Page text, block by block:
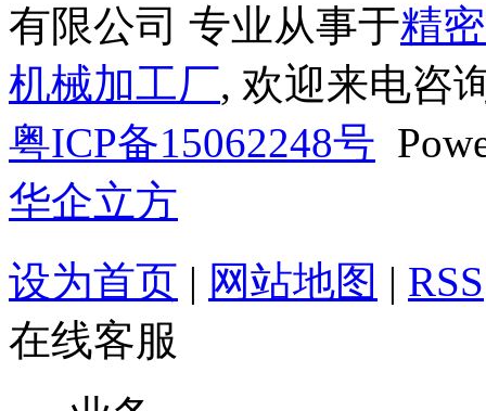
有限公司 专业从事于精
机械加工厂, 欢迎来电咨
粤ICP备15062248号
华企立方
设为首页 | 网站地图 | RSS
在线客服